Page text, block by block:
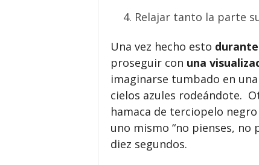
Relajar tanto la parte
Una vez hecho esto
proseguir con una
imaginarse tumbado en
cielos azules rodeándote.
hamaca de terciopelo
uno mismo “no pienses, no
diez segundos.